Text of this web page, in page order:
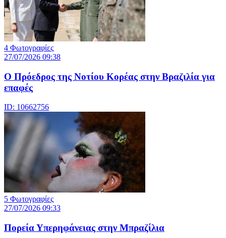
4 Φωτογραφίες
27/07/2026 09:38
Ο Πρόεδρος της Νοτίου Κορέας στην Βραζιλία για
επαφές
ID: 10662756
5 Φωτογραφίες
27/07/2026 09:33
Πορεία Υπερηφάνειας στην Μπραζίλια